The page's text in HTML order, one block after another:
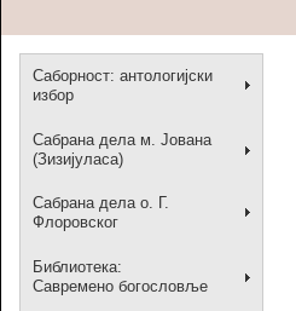
Саборност: антологијски
избор
Сабрана дела м. Јована
(Зизијуласа)
Сабрана дела о. Г.
Флоровског
Библиотека:
Савремено богословље